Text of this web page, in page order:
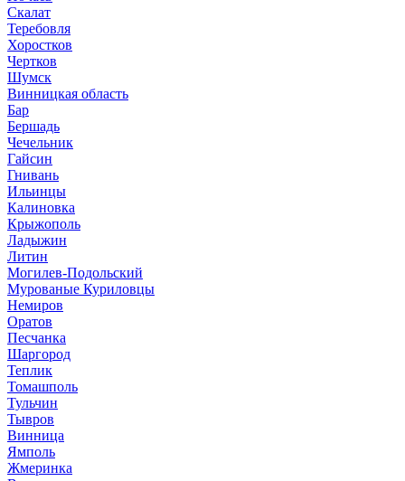
Скалат
Теребовля
Хоростков
Чертков
Шумск
Винницкая область
Бар
Бершадь
Чечельник
Гайсин
Гнивань
Ильинцы
Калиновка
Крыжополь
Ладыжин
Литин
Могилев-Подольский
Мурованые Куриловцы
Немиров
Оратов
Песчанка
Шаргород
Теплик
Томашполь
Тульчин
Тывров
Винница
Ямполь
Жмеринка